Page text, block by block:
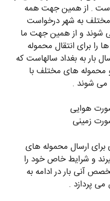
است . از همین جهت همه
مختلف به شهر درخواست
شوند و از همین جهت ما
برای انتقال محموله
بار به بغداد سالهاست که
محموله های مختلف با
می شوند .
هوایی
زمینی
ارسال محموله های
و شرایط خاص خود را
آنی بار در ادامه به
پردازد .